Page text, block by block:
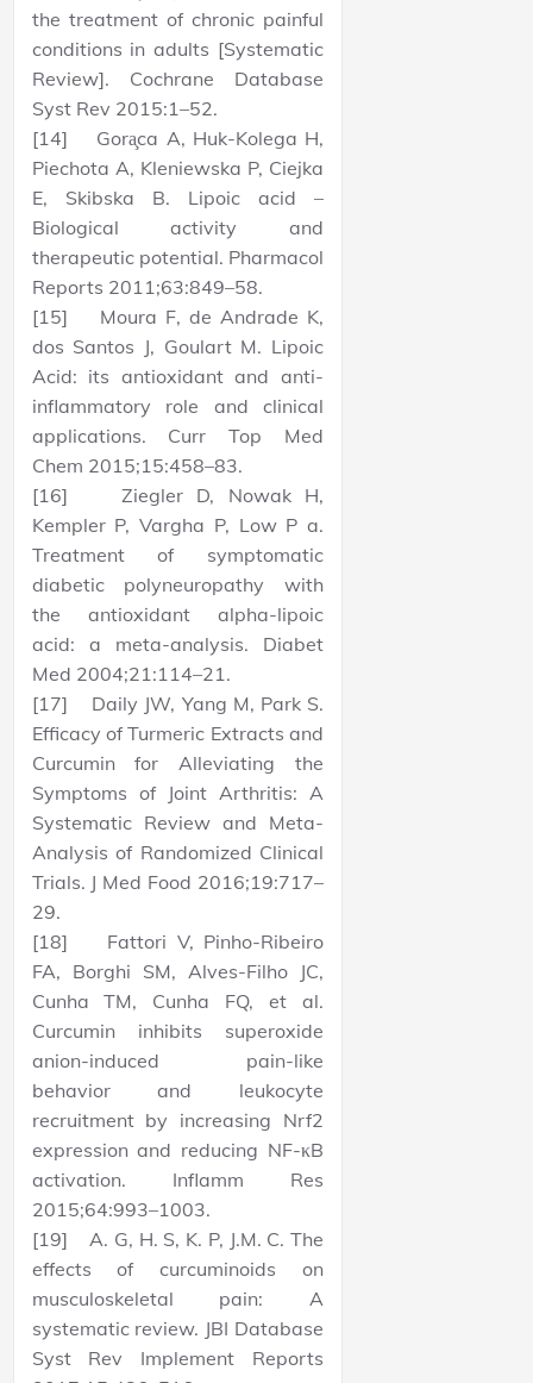
the treatment of chronic painful
conditions in adults [Systematic
Review]. Cochrane Database
Syst Rev 2015:1–52.
[14] Gora̧ca A, Huk-Kolega H,
Piechota A, Kleniewska P, Ciejka
E, Skibska B. Lipoic acid –
Biological activity and
therapeutic potential. Pharmacol
Reports 2011;63:849–58.
[15] Moura F, de Andrade K,
dos Santos J, Goulart M. Lipoic
Acid: its antioxidant and anti-
inflammatory role and clinical
applications. Curr Top Med
Chem 2015;15:458–83.
[16] Ziegler D, Nowak H,
Kempler P, Vargha P, Low P a.
Treatment of symptomatic
diabetic polyneuropathy with
the antioxidant alpha-lipoic
acid: a meta-analysis. Diabet
Med 2004;21:114–21.
[17] Daily JW, Yang M, Park S.
Efficacy of Turmeric Extracts and
Curcumin for Alleviating the
Symptoms of Joint Arthritis: A
Systematic Review and Meta-
Analysis of Randomized Clinical
Trials. J Med Food 2016;19:717–
29.
[18] Fattori V, Pinho-Ribeiro
FA, Borghi SM, Alves-Filho JC,
Cunha TM, Cunha FQ, et al.
Curcumin inhibits superoxide
anion-induced pain-like
behavior and leukocyte
recruitment by increasing Nrf2
expression and reducing NF-κB
activation. Inflamm Res
2015;64:993–1003.
[19] A. G, H. S, K. P, J.M. C. The
effects of curcuminoids on
musculoskeletal pain: A
systematic review. JBI Database
Syst Rev Implement Reports